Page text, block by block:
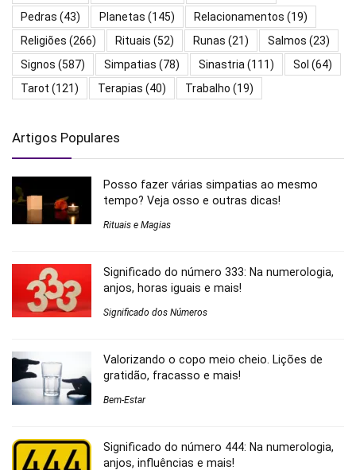
Pedras (43) Planetas (145) Relacionamentos (19)
Religiões (266) Rituais (52) Runas (21) Salmos (23)
Signos (587) Simpatias (78) Sinastria (111) Sol (64)
Tarot (121) Terapias (40) Trabalho (19)
Artigos Populares
Posso fazer várias simpatias ao mesmo
tempo? Veja osso e outras dicas!
Rituais e Magias
Significado do número 333: Na numerologia,
anjos, horas iguais e mais!
Significado dos Números
Valorizando o copo meio cheio. Lições de
gratidão, fracasso e mais!
Bem-Estar
Significado do número 444: Na numerologia,
anjos, influências e mais!